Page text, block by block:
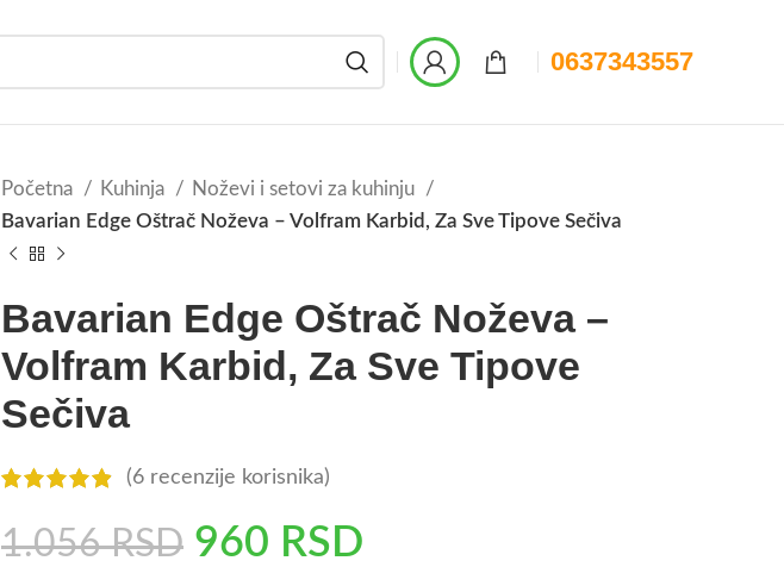
0637343557
Početna Kuhinja
Noževi i setovi za kuhinju
Bavarian Edge Oštrač Noževa – Volfram Karbid, Za Sve Tipove Sečiva
Bavarian Edge Oštrač Noževa –
Volfram Karbid, Za Sve Tipove
Sečiva
(6 recenzije korisnika)
1.056RSD 960 RSD